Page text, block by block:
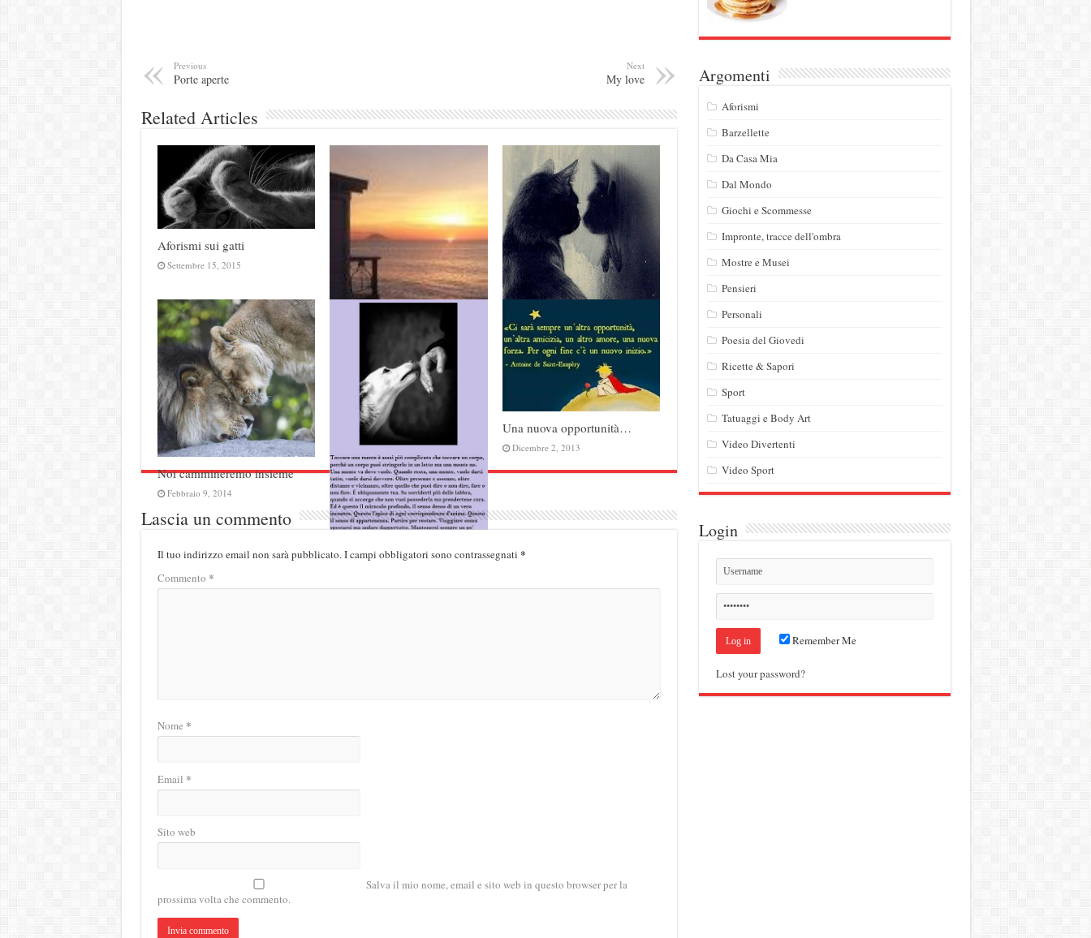
Previous
Porte aperte
Next
My love
Related Articles
Aforismi sui gatti
Settembre 15, 2015
Aforisma la bacchetta magica
del cuore
Luglio 28, 2015
La propria consapevolezza…
Febbraio 13, 2014
Noi cammineremo insieme
Febbraio 9, 2014
Una nuova opportunità…
Dicembre 2, 2013
Lascia un commento
Il tuo indirizzo email non sarà pubblicato.I campi obbligatori sono contrassegnati *
Commento *
Nome *
Email *
Sito web
Salva il mio nome, email e sito web in questo browser per la
prossima volta che commento.
Argomenti
Aforismi
Barzellette
Da Casa Mia
Dal Mondo
Giochi e Scommesse
Impronte, tracce dell'ombra
Mostre e Musei
Pensieri
Personali
Poesia del Giovedi
Ricette & Sapori
Sport
Tatuaggi e Body Art
Video Divertenti
Video Sport
Login
Remember Me
Lost your password?